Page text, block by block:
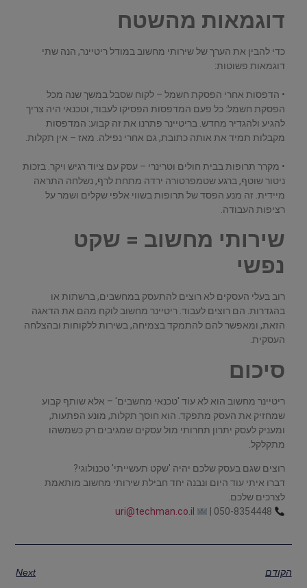
דוגמאות מהשטח
כדי להבין את הערך של שירותי מחשוב במודל ריטיינר, הנה שתי
דוגמאות פשוטות:
• הדפסות אחרי הפסקת חשמל – לקוח שסבל במשך שנה מכל
הפסקת חשמל: כל פעם המדפסות הפסיקו לעבוד, וטכנאי היה צריך
להגיע ולהגדיר מחדש. בריטיינר פתרנו את זה קבוע: המדפסות
מקבלות תמיד את אותה כתובת, גם אחרי נפילה. מאז – אין תקלות.
• מקרר תרופות בבית חולים וטרינרי – עסק עם ציוד רגיש ויקר. בזכות
ניטור שוטף, ברגע שטמפרטורה ירדה מתחת לרף, נשלחה התראה
מיידית. זה מנע הפסד של תרופות בשווי אלפי שקלים ושמר על
רציפות העבודה.
שירותי מחשוב = שקט
נפשי
רוב בעלי העסקים לא רוצים להתעסק במחשבים, ברשתות או
בהגדרות. הם רוצים לעבוד. ריטיינר מחשוב לוקח מהם את הדאגה
הזאת, ומאפשר להם להתמקד בצמיחה, בשירות ללקוחות ובהצלחה
העסקית.
סיכום
ריטיינר מחשוב הוא לא עוד 'טכנאי מחשבים' – אלא שותף קבוע
שמחזיק את העסק מתפקד. הוא חוסך תקלות, מונע הפתעות,
ומעניק לעסק יתרון תחרותי מול עסקים שמגיבים רק כשמשהו
מתקלקל.
רוצים שגם בעסק שלכם יהיה 'שקט תעשייתי' טכנולוגי?
דברו איתי עוד היום ונבנה יחד חבילת שירותי מחשוב מותאמת
לצרכים שלכם.
uri@techman.co.il
הקודם Next